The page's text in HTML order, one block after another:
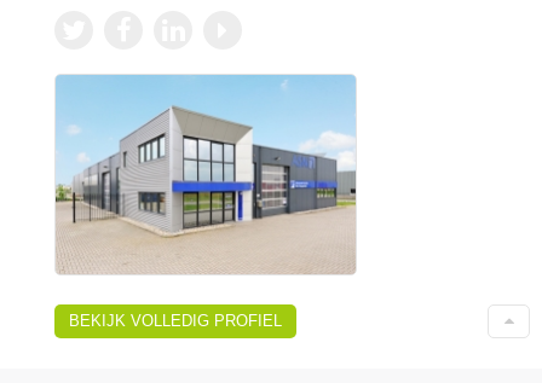
BEKIJK VOLLEDIG PROFIEL